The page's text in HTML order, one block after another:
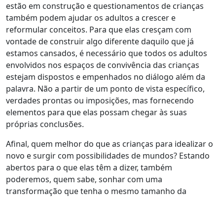
estão em construção e questionamentos de crianças
também podem ajudar os adultos a crescer e
reformular conceitos. Para que elas cresçam com
vontade de construir algo diferente daquilo que já
estamos cansados, é necessário que todos os adultos
envolvidos nos espaços de convivência das crianças
estejam dispostos e empenhados no diálogo além da
palavra. Não a partir de um ponto de vista específico,
verdades prontas ou imposições, mas fornecendo
elementos para que elas possam chegar às suas
próprias conclusões.
Afinal, quem melhor do que as crianças para idealizar o
novo e surgir com possibilidades de mundos? Estando
abertos para o que elas têm a dizer, também
poderemos, quem sabe, sonhar com uma
transformação que tenha o mesmo tamanho da